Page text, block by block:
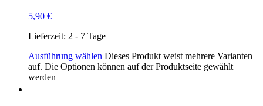
5,90 €
Lieferzeit: 2 - 7 Tage
Ausführung wählen Dieses Produkt weist mehrere Varianten
auf. Die Optionen können auf der Produktseite gewählt
werden